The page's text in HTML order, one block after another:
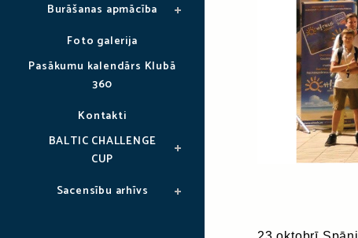
Burāšanas apmācība
Foto galerija
Pasākumu kalendārs Klubā
360
Kontakti
BALTIC CHALLENGE
CUP
Sacensību arhīvs